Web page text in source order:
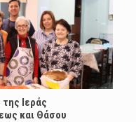
Ιεράς
και Θάσου